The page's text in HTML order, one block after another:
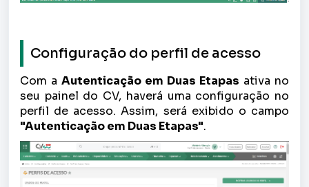
Configuração do perfil de acesso
Com a Autenticação em Duas Etapas ativa no
seu painel do CV, haverá uma configuração no
perfil de acesso. Assim, será exibido o campo
"Autenticação em Duas Etapas".